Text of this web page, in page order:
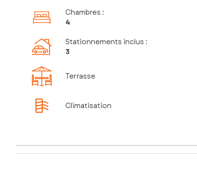
Chambres :
4
Stationnements inclus :
3
Terrasse
Climatisation